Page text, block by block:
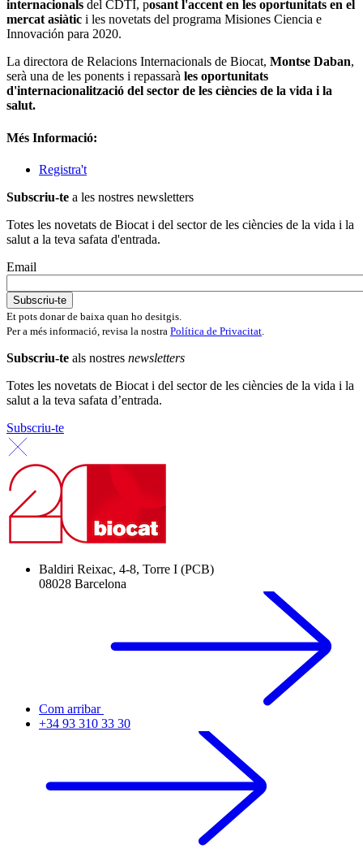
internacionals del CDTI, posant l'accent en les oportunitats en el
mercat asiàtic i les novetats del programa Misiones Ciencia e
Innovación para 2020.
La directora de Relacions Internacionals de Biocat, Montse Daban,
serà una de les ponents i repassarà les oportunitats
d'internacionalització del sector de les ciències de la vida i la
salut.
Més Informació:
Registra't
Subscriu-te a les nostres newsletters
Totes les novetats de Biocat i del sector de les ciències de la vida i la
salut a la teva safata d'entrada.
Email
Et pots donar de baixa quan ho desitgis.
Per a més informació, revisa la nostra Política de Privacitat
Subscriu-te als nostres newsletters
Totes les novetats de Biocat i del sector de les ciències de la vida i la
salut a la teva safata d’entrada.
Subscriu-te
Baldiri Reixac, 4-8, Torre I (PCB)
08028 Barcelona
Com arribar
+34 93 310 33 30